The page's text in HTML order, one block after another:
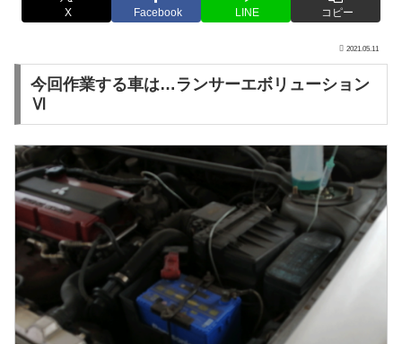
X Facebook LINE コピー
2021.05.11
今回作業する車は…ランサーエボリューション
Ⅵ